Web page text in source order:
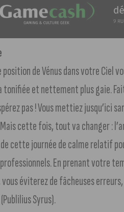
position de Vénus dans votre Ciel
et nettement plus gaie.
pas ! Vous mettiez jusqu’ici
cette fois, tout va changer :
cette journée de calme relatif
En prenant votre
éviterez de fâcheuses
Syrus).